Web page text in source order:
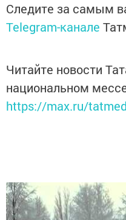
Следите за самым
Telegram-канале
Читайте новости
национальном
https://max.ru/